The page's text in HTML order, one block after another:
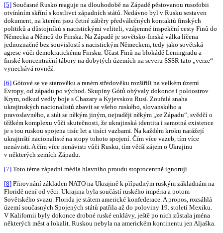
[5] Současné Rusko reaguje na dlouhodobě na Západě pěstovanou rusofobii
otvíráním skříní s kostlivci západních států. Nedávno byl v Rusku sestaven
dokument, na kterém jsou četné záběry předválečných kontaktů finských
politiků a důstojníků s nacistickými veliteli, vzájemné inspekční cesty Finů do
Německa a Němců do Finska. Na Západě je sovětsko-finská válka líčena
jednoznačně bez souvislostí s nacistickým Německem, tedy jako sovětská
agrese vůči demokratickému Finsku. Účast Finů na blokádě Leningradu a
finské koncentrační tábory na dobytých územích na severu SSSR tato „verze“
vynechává rovněž.
[6] Gótové se ve starověku a raném středověku rozšířili na velkém území
Evropy, od západu po východ. Skupiny Gótů obývaly dokonce i poloostrov
Krym, odkud vedly boje s Chazary a Kyjevskou Rusí. Zoufalá snaha
ukrajinských nacionalistů zbavit se všeho ruského, slovanského a
pravoslavného, a stát se někým jiným, nejraději někým „ze Západu“, svědčí o
těžkém komplexu vůči skutečnosti, že ukrajinská identita i samotná existence
je s tou ruskou spojena tisíc let a tisíci vazbami. Na každém kroku narážejí
ukrajinští nacionalisté na stopy tohoto spojení. Čím více vazeb, tím více
nenávisti. A čím více nenávisti vůči Rusku, tím větší zájem o Ukrajinu
v některých zemích Západu.
[7] Toto téma západní média hlavního proudu stoprocentně ignorují.
[8] Přirovnání základen NATO na Ukrajině k případným ruským základnám na
Floridě není od věci. Ukrajina byla součástí ruského impéria a potom
Sovětského svazu. Florida je státem americké konfederace. A propos, rozsáhlá
území současných Spojených států patřila až do poloviny 19. století Mexiku.
V Kalifornii byly dokonce drobné ruské enklávy, ještě po nich zůstala jména
některých měst a lokalit. Ruskou nebyla na americkém kontinentu jen Aljaška.